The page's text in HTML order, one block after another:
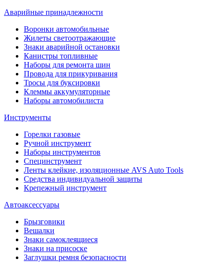
Аварийные принадлежности
Воронки автомобильные
Жилеты светоотражающие
Знаки аварийной остановки
Канистры топливные
Наборы для ремонта шин
Провода для прикуривания
Тросы для буксировки
Клеммы аккумуляторные
Наборы автомобилиста
Инструменты
Горелки газовые
Ручной инструмент
Наборы инструментов
Специнструмент
Ленты клейкие, изоляционные AVS Auto Tools
Средства индивидуальной защиты
Крепежный инструмент
Автоаксессуары
Брызговики
Вешалки
Знаки самоклеящиеся
Знаки на присоске
Заглушки ремня безопасности